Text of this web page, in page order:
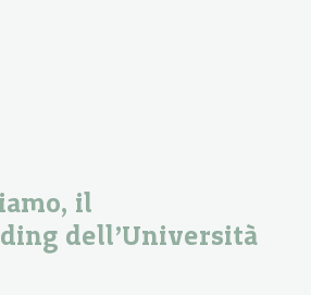
il
dell’Università